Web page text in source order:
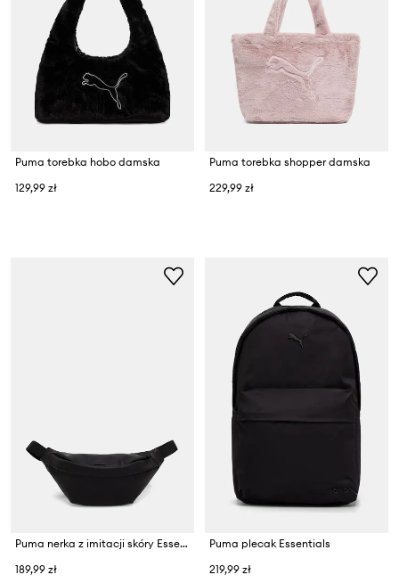
Puma torebka hobo damska
129,99 zł
Puma torebka shopper damska
229,99 zł
Puma nerka z imitacji skóry Essentials
189,99 zł
Puma plecak Essentials
219,99 zł